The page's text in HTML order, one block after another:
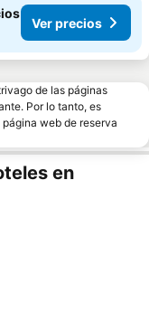
Ver precios
de las páginas
Por lo tanto, es
web de reserva
en